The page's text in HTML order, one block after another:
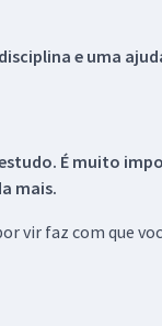
e uma
É muito
mais.
vir faz com que